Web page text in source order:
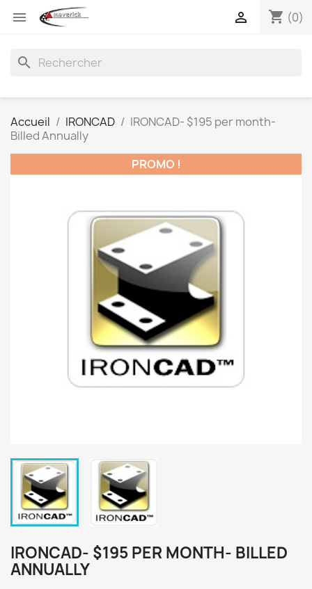
 shopping_cart (0)

search
Accueil IRONCAD
IRONCAD- $195 per month-
Billed Annually
PROMO !
IRONCAD- $195 PER MONTH- BILLED
ANNUALLY